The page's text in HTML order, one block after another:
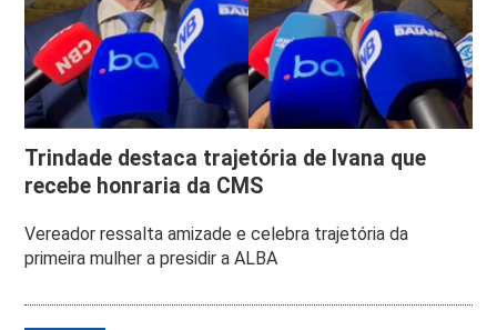
Trindade destaca trajetória de Ivana que
recebe honraria da CMS
Vereador ressalta amizade e celebra trajetória da
primeira mulher a presidir a ALBA